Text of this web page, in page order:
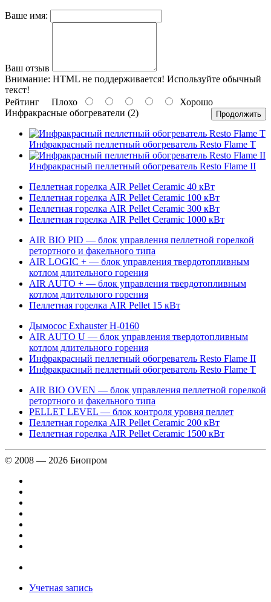
Ваше имя:
Ваш отзыв
Внимание: HTML не поддерживается! Используйте обычный
текст!
Рейтинг Плохо Хорошо
Продолжить
Инфракрасные обогреватели (2)
Инфракрасный пеллетный обогреватель Resto Flame T
Инфракрасный пеллетный обогреватель Resto Flame II
Пеллетная горелка AIR Pellet Ceramic 40 кВт
Пеллетная горелка AIR Pellet Ceramic 100 кВт
Пеллетная горелка AIR Pellet Ceramic 300 кВт
Пеллетная горелка AIR Pellet Ceramic 1000 кВт
AIR BIO PID — блок управления пеллетной горелкой
ретортного и факельного типа
AIR LOGIC + — блок управления твердотопливным
котлом длительного горения
AIR AUTO + — блок управления твердотопливным
котлом длительного горения
Пеллетная горелка AIR Pellet 15 кВт
Дымосос Exhauster H-0160
AIR AUTO U — блок управления твердотопливным
котлом длительного горения
Инфракрасный пеллетный обогреватель Resto Flame II
Инфракрасный пеллетный обогреватель Resto Flame T
AIR BIO OVEN — блок управления пеллетной горелкой
ретортного и факельного типа
PELLET LEVEL — блок контроля уровня пеллет
Пеллетная горелка AIR Pellet Ceramic 200 кВт
Пеллетная горелка AIR Pellet Ceramic 1500 кВт
© 2008 — 2026 Биопром
Учетная запись